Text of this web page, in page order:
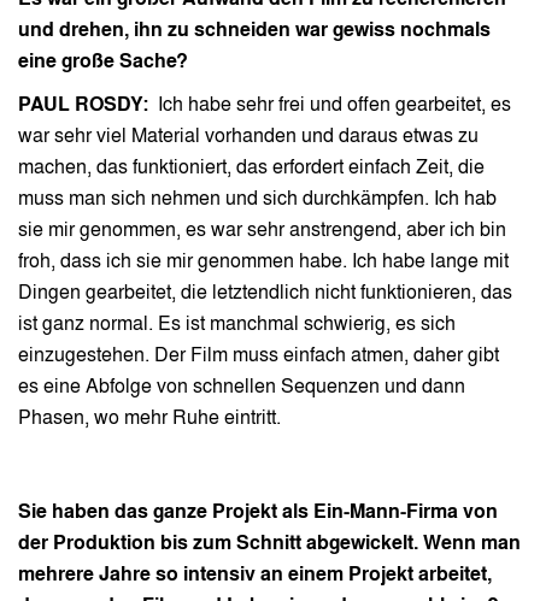
und drehen, ihn zu schneiden war gewiss nochmals
eine große Sache?
PAUL ROSDY:
Ich habe sehr frei und offen gearbeitet, es
war sehr viel Material vorhanden und daraus etwas zu
machen, das funktioniert, das erfordert einfach Zeit, die
muss man sich nehmen und sich durchkämpfen. Ich hab
sie mir genommen, es war sehr anstrengend, aber ich bin
froh, dass ich sie mir genommen habe. Ich habe lange mit
Dingen gearbeitet, die letztendlich nicht funktionieren, das
ist ganz normal. Es ist manchmal schwierig, es sich
einzugestehen. Der Film muss einfach atmen, daher gibt
es eine Abfolge von schnellen Sequenzen und dann
Phasen, wo mehr Ruhe eintritt.
Sie haben das ganze Projekt als Ein-Mann-Firma von
der Produktion bis zum Schnitt abgewickelt. Wenn man
mehrere Jahre so intensiv an einem Projekt arbeitet,